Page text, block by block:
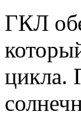
ГКЛ
цикла.